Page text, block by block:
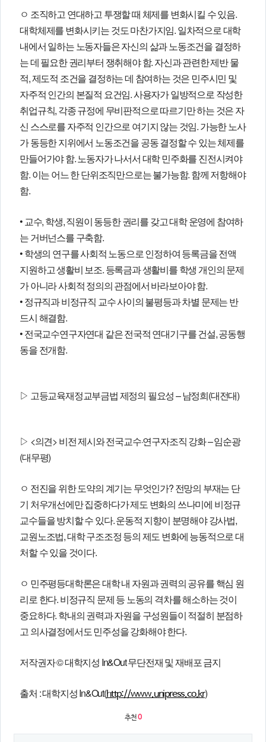
ㅇ 조직하고 연대하고 투쟁할 때 체제를 변화시킬 수 있음.
대학체제를 변화시키는 것도 마찬가지임. 일차적으로 대학
내에서 일하는 노동자들은 자신의 삶과 노동조건을 결정하
는 데 필요한 권리부터 쟁취해야 함. 자신과 관련한 제반 물
적, 제도적 조건을 결정하는 데 참여하는 것은 민주시민 및
자주적 인간의 본질적 요건임. 사용자가 일방적으로 작성한
취업규칙, 각종 규정에 무비판적으로 따르기만 하는 것은 자
신 스스로를 자주적 인간으로 여기지 않는 것임. 가능한 노사
가 동등한 지위에서 노동조건을 공동 결정할 수 있는 체제를
만들어가야 함. 노동자가 나서서 대학 민주화를 진전시켜야
함. 이는 어느 한 단위조직만으로는 불가능함. 함께 저항해야
함.
• 교수, 학생, 직원이 동등한 권리를 갖고 대학 운영에 참여하
는 거버넌스를 구축함.
• 학생의 연구를 사회적 노동으로 인정하여 등록금을 전액
지원하고 생활비 보조. 등록금과 생활비를 학생 개인의 문제
가 아니라 사회적 정의의 관점에서 바라보아야 함.
• 정규직과 비정규직 교수 사이의 불평등과 차별 문제는 반
드시 해결함.
• 전국교수연구자연대 같은 전국적 연대기구를 건설, 공동행
동을 전개함.
▷ 고등교육재정교부금법 제정의 필요성 – 남정희(대전대)
▷ <의견> 비전 제시와 전국교수·연구자조직 강화 – 임순광
(대무평)
ㅇ 전진을 위한 도약의 계기는 무엇인가? 전망의 부재는 단
기 처우개선에만 집중하다가 제도 변화의 쓰나미에 비정규
교수들을 방치할 수 있다. 운동적 지향이 분명해야 강사법,
교원노조법, 대학 구조조정 등의 제도 변화에 능동적으로 대
처할 수 있을 것이다.
ㅇ 민주평등대학론은 대학 내 자원과 권력의 공유를 핵심 원
리로 한다. 비정규직 문제 등 노동의 격차를 해소하는 것이
중요하다. 학내의 권력과 자원을 구성원들이 적절히 분점하
고 의사결정에서도 민주성을 강화해야 한다.
저작권자 © 대학지성 In&Out 무단전재 및 재배포 금지
출처 : 대학지성 In&Out(http://www.unipress.co.kr)
추천0